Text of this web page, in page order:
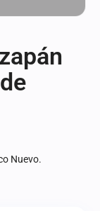
Nuevo.